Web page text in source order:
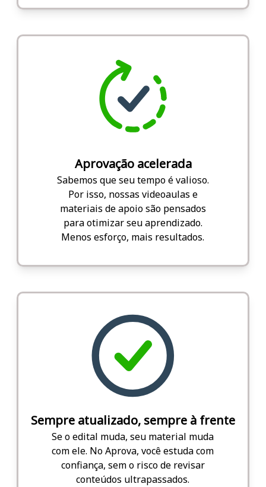
Aprovação acelerada
Sabemos que seu tempo é valioso.
Por isso, nossas videoaulas e
materiais de apoio são pensados
para otimizar seu aprendizado.
Menos esforço, mais resultados.
Sempre atualizado, sempre à frente
Se o edital muda, seu material muda
com ele. No Aprova, você estuda com
confiança, sem o risco de revisar
conteúdos ultrapassados.